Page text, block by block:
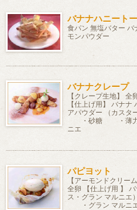
バナナハニート
食パン 無塩バター バ
モンパウダー
バナナクレープ
【クレープ生地】
【仕上げ用】 バナナ
アパウダー （カ
・砂糖 ・薄力
ニエ
パピヨット
【アーモンドクリー
全卵 【仕上げ用 】
ス・グラン マル
・グラン マルニ